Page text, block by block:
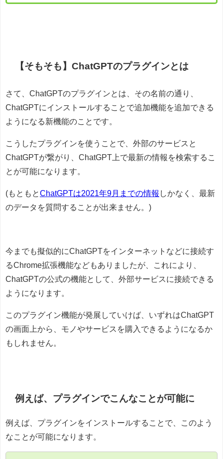
【そもそも】ChatGPTのプラグインとは
さて、ChatGPTのプラグインとは、その名前の通り、
ChatGPTにインストールすることで追加機能を追加できる
ようになる新機能のことです。
こうしたプラグインを使うことで、外部のサービスと
ChatGPTが繋がり、ChatGPT上で最新の情報を検索するこ
とが可能になります。
(もともとChatGPTは2021年9月までの情報 しかなく、最新
のデータを質問することが出来ません。)
今までも擬似的にChatGPTをインターネットなどに接続す
るChrome拡張機能などもありましたが、これにより、
ChatGPTの公式の機能として、外部サービスに接続できる
ようになります。
このプラグイン機能が発展していけば、いずれはChatGPT
の画面上から、モノやサービスを購入できるようになるか
もしれません。
例えば、プラグインでこんなことが可能に
例えば、プラグインをインストールすることで、このよう
なことが可能になります。